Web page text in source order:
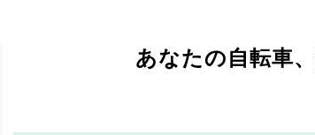
あなたの自転車、